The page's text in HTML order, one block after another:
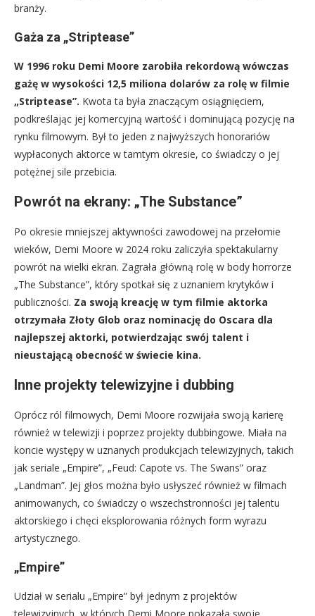
branży.
Gaża za „Striptease”
W 1996 roku Demi Moore zarobiła rekordową wówczas
gażę w wysokości 12,5 miliona dolarów za rolę w filmie
„Striptease”. Kwota ta była znaczącym osiągnięciem,
podkreślając jej komercyjną wartość i dominującą pozycję na
rynku filmowym. Był to jeden z najwyższych honorariów
wypłaconych aktorce w tamtym okresie, co świadczy o jej
potężnej sile przebicia.
Powrót na ekrany: „The Substance”
Po okresie mniejszej aktywności zawodowej na przełomie
wieków, Demi Moore w 2024 roku zaliczyła spektakularny
powrót na wielki ekran. Zagrała główną rolę w body horrorze
„The Substance”, który spotkał się z uznaniem krytyków i
publiczności. Za swoją kreację w tym filmie aktorka
otrzymała Złoty Glob oraz nominację do Oscara dla
najlepszej aktorki, potwierdzając swój talent i
nieustającą obecność w świecie kina.
Inne projekty telewizyjne i dubbing
Oprócz ról filmowych, Demi Moore rozwijała swoją karierę
również w telewizji i poprzez projekty dubbingowe. Miała na
koncie występy w uznanych produkcjach telewizyjnych, takich
jak seriale „Empire”, „Feud: Capote vs. The Swans” oraz
„Landman”. Jej głos można było usłyszeć również w filmach
animowanych, co świadczy o wszechstronności jej talentu
aktorskiego i chęci eksplorowania różnych form wyrazu
artystycznego.
„Empire”
Udział w serialu „Empire” był jednym z projektów
telewizyjnych, w których Demi Moore pokazała swoje